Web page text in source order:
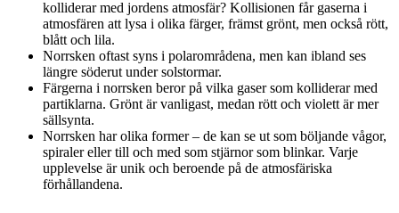
kolliderar med jordens atmosfär? Kollisionen får gaserna i
atmosfären att lysa i olika färger, främst grönt, men också rött,
blått och lila.
Norrsken oftast syns i polarområdena, men kan ibland ses
längre söderut under solstormar.
Färgerna i norrsken beror på vilka gaser som kolliderar med
partiklarna. Grönt är vanligast, medan rött och violett är mer
sällsynta.
Norrsken har olika former – de kan se ut som böljande vågor,
spiraler eller till och med som stjärnor som blinkar. Varje
upplevelse är unik och beroende på de atmosfäriska
förhållandena.